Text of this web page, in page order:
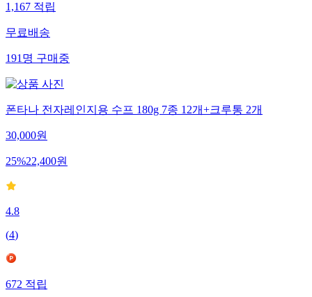
1,167 적립
무료배송
191 명 구매중
폰타나 전자레인지용 수프 180g 7종 12개+크루통 2개
30,000원
25%22,400원
4.8
(4)
672 적립